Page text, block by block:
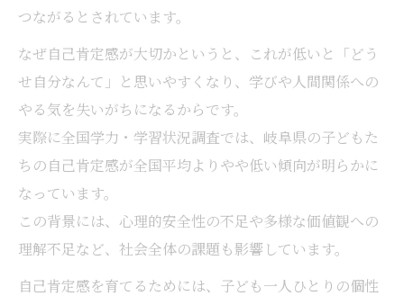
つながるとされています。
なぜ自己肯定感が大切かというと、これが低いと「どう
せ自分なんて」と思いやすくなり、学びや人間関係への
やる気を失いがちになるからです。
実際に全国学力・学習状況調査では、岐阜県の子どもた
ちの自己肯定感が全国平均よりやや低い傾向が明らかに
なっています。
この背景には、心理的安全性の不足や多様な価値観への
理解不足など、社会全体の課題も影響しています。
自己肯定感を育てるためには、子ども一人ひとりの個性